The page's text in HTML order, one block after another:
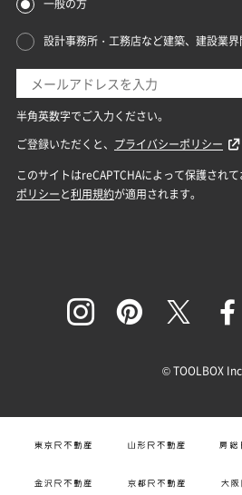
© TOOLBOX